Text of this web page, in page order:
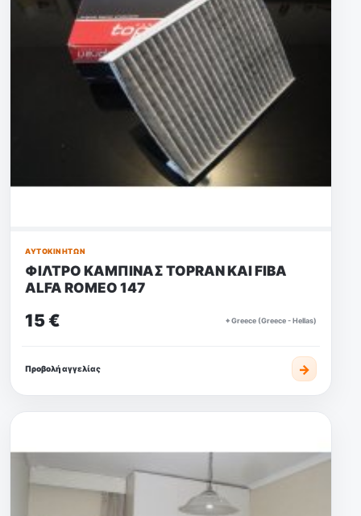
ΑΥΤΟΚΙΝΉΤΩΝ
ΦΙΛΤΡΟ ΚΑΜΠΙΝΑΣ TOPRAN KAI FIBA
ALFA ROMEO 147
15 € ⌖ Greece (Greece - Hellas)
Προβολή αγγελίας →